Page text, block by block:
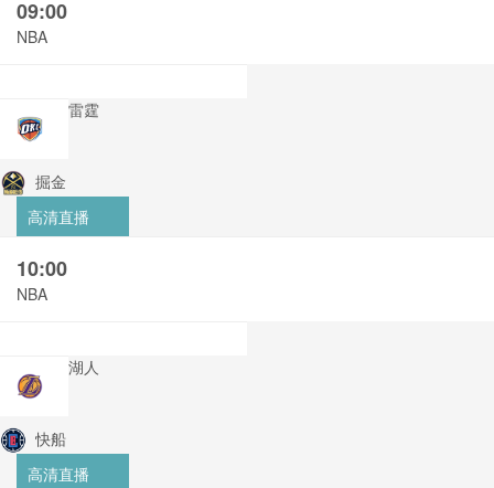
09:00
NBA
雷霆
掘金
高清直播
10:00
NBA
湖人
快船
高清直播